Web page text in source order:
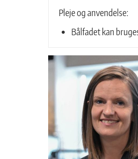
Pleje og anvendelse:
Bålfadet kan